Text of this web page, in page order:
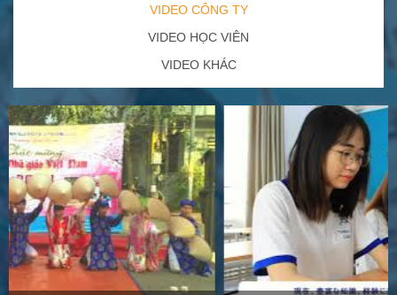
VIDEO CÔNG TY
VIDEO HỌC VIÊN
VIDEO KHÁC